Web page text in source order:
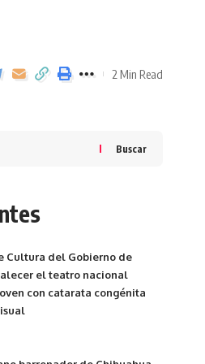
2 Min Read
Buscar
Cultura del Gobierno de
el teatro nacional
con catarata congénita